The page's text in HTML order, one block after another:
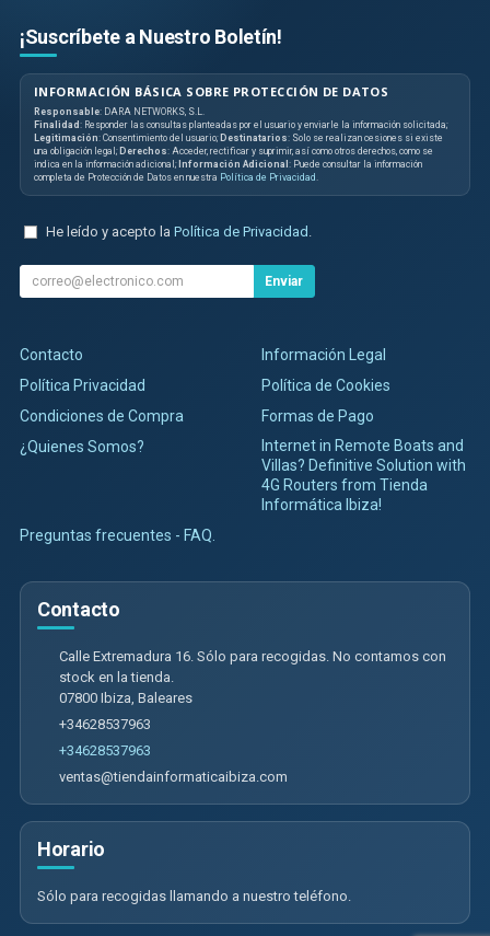
¡Suscríbete a Nuestro Boletín!
INFORMACIÓN BÁSICA SOBRE PROTECCIÓN DE DATOS
Responsable: DARA NETWORKS, S.L.
Finalidad : Responder las consultas planteadas por el usuario y enviarle la información solicitada;
Legitimación: Consentimiento del usuario; Destinatarios: Solo se realizan cesiones si existe
una obligación legal; Derechos: Acceder, rectificar y suprimir, así como otros derechos, como se
indica en la información adicional; Información Adicional : Puede consultar la información
completa de Protección de Datos en nuestra Política de Privacidad
He leído y acepto la Política de Privacidad
Enviar
Contacto
Información Legal
Política Privacidad
Política de Cookies
Condiciones de Compra
Formas de Pago
¿Quienes Somos?
Internet in Remote Boats and
Villas? Definitive Solution with
4G Routers from Tienda
Informática Ibiza!
Preguntas frecuentes - FAQ.
Contacto
Calle Extremadura 16. Sólo para recogidas. No contamos con
stock en la tienda.
07800 Ibiza Baleares
+34628537963
+34628537963
ventas@tiendainformaticaibiza.com
Horario
Sólo para recogidas llamando a nuestro teléfono.